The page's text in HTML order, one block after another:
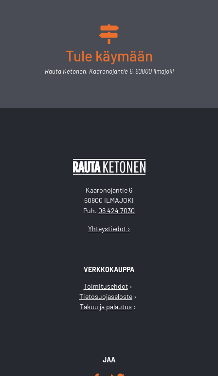
Tule käymään
Rauta Ketonen, Kaaronojantie 6, 60800 Ilmajoki
Kaaronojantie 6
60800 ILMAJOKI
Puh. 06 424 7030
Yhteystiedot ›
VERKKOKAUPPA
Toimitusehdot
Tietosuojaseloste
Takuu ja palautus
JAA